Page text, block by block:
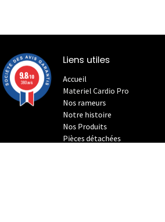
Liens utiles
Accueil
Materiel Cardio Pro
Nos rameurs
Notre histoire
Nos Produits
Pièces détachées
9.8/10
380 avis